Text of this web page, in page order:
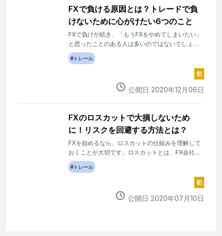
FXで負ける原因とは？トレードで負
けないために心がけたい6つのこと
FXで負けが続き、「もうFXをやめてしまいたい」
と思ったことのある人は多いのではないでしょう
か。あるいは「負けたくない」という思いが裏目
に出て、損切りができなかった人もいるかもしれ
ません。しかし、FXはプロでも負けるのが当たり
前です。1回ごとの勝ち負けにこだわらず、トータ
ルで勝つことを目指しましょう。
# トレール
初
公開日 2020年12 月06日
FXのロスカットで大損しないため
に！リスクを回避する方法とは？
FXを始めるなら、ロスカットの仕組みを理解して
おくことが大切です。ロスカットとは、FX会社に
よって強制的に決済注文が執行されることです。
ロスカットによって大損することもあるので、こ
# トレール
初
公開日 2020年07 月10日